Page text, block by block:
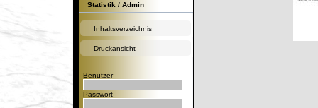
Statistik / Admin
Inhaltsverzeichnis
Druckansicht
Benutzer
Passwort